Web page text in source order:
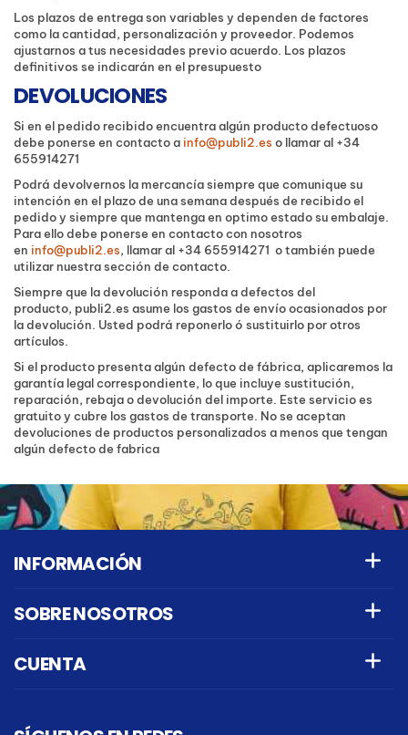
Los plazos de entrega son variables y dependen de factores
como la cantidad, personalización y proveedor. Podemos
ajustarnos a tus necesidades previo acuerdo. Los plazos
definitivos se indicarán en el presupuesto
DEVOLUCIONES
Si en el pedido recibido encuentra algún producto defectuoso
debe ponerse en contacto a info@publi2.es o llamar al +34
655914271
Podrá devolvernos la mercancía siempre que comunique su
intención en el plazo de una semana después de recibido el
pedido y siempre que mantenga en optimo estado su embalaje.
Para ello debe ponerse en contacto con nosotros
en info@publi2.es, llamar al +34 655914271 o también puede
utilizar nuestra sección de contacto.
Siempre que la devolución responda a defectos del
producto, publi2.es asume los gastos de envío ocasionados por
la devolución. Usted podrá reponerlo ó sustituirlo por otros
artículos.
Si el producto presenta algún defecto de fábrica, aplicaremos la
garantía legal correspondiente, lo que incluye sustitución,
reparación, rebaja o devolución del importe. Este servicio es
gratuito y cubre los gastos de transporte. No se aceptan
devoluciones de productos personalizados a menos que tengan
algún defecto de fabrica
INFORMACIÓN
SOBRE NOSOTROS
CUENTA